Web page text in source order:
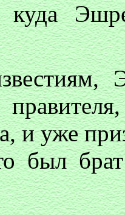
и уже
был